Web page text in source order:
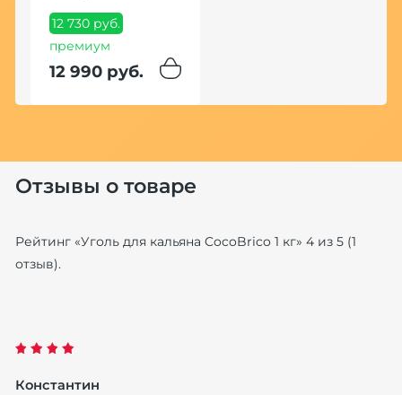
12 730 руб.
премиум
12 990 руб.
Отзывы о товаре
Рейтинг «Уголь для кальяна CocoBrico 1 кг» 4из 5(1
отзыв).
Константин